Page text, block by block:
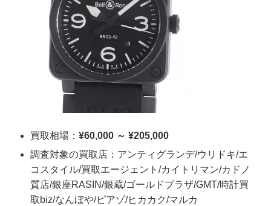
買取相場： ¥60,000 ～ ¥205,000
調査対象の買取店：アンティグランデ/ウリドキ/エ
コスタイル/買取エージェント/カイトリマン/カドノ
質店/銀座RASIN/銀蔵/ゴールドプラザ/GMT/時計買
取biz/なんぼや/ピアゾ/ヒカカク/マルカ